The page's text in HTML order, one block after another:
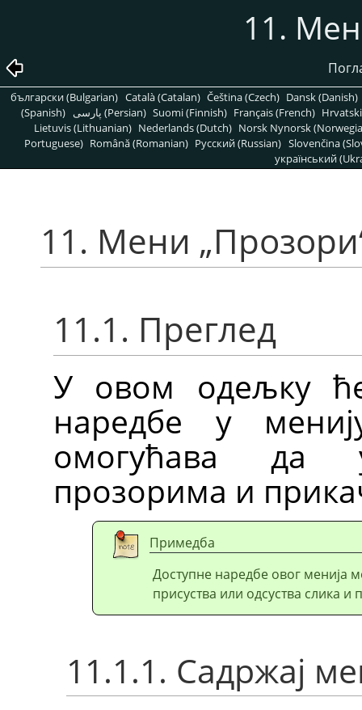
11.
български (Bulgarian) Català (Catalan) Čeština (Czech) Dansk (Danish)
(Spanish)
پارسی (Persian) Suomi (Finnish) Français (French)
Lietuvis (Lithuanian) Nederlands (Dutch) Norsk Nynorsk
Portuguese) Română (Romanian) Pусский (Russian) Slovenčina
український
11. Мени
11.1. Преглед
У овом одељку
наредбе у
омогућава да
прозорима и
Примедба
Доступне наредбе овог менија
присуства или одсуства слика
11.1.1. Садржај